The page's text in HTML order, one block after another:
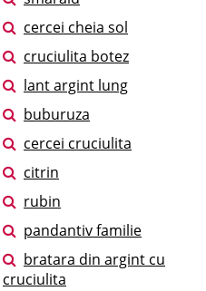
cercei cheia sol
cruciulita botez
lant argint lung
buburuza
cercei cruciulita
citrin
rubin
pandantiv familie
bratara din argint cu
cruciulita